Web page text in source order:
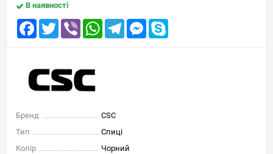
В наявності
Facebook
TwitterViber WhatsAppTelegramMessenger
Бренд
CSC
Тип
Спиці
Колір
Чорний